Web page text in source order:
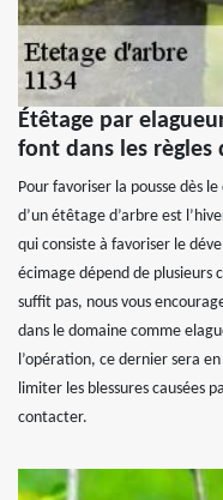
Étêtage par
font dans les règles
Pour favoriser la pousse dès
d’un étêtage d’arbre est
qui consiste à favoriser le
écimage dépend de
suffit pas, nous vous
dans le domaine comme
l’opération, ce dernier sera
limiter les blessures causées
contacter.